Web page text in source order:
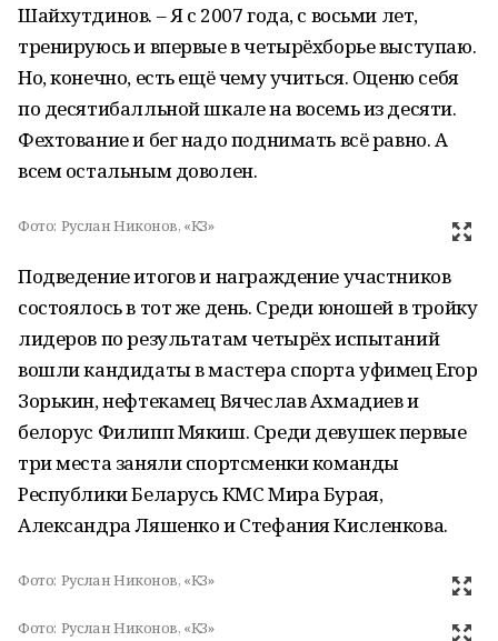
Шайхутдинов. – Я с 2007 года, с восьми лет,
тренируюсь и впервые в четырёхборье выступаю.
Но, конечно, есть ещё чему учиться. Оценю себя
по десятибалльной шкале на восемь из десяти.
Фехтование и бег надо поднимать всё равно. А
всем остальным доволен.
Фото: Руслан Никонов, «КЗ»
Подведение итогов и награждение участников
состоялось в тот же день. Среди юношей в тройку
лидеров по результатам четырёх испытаний
вошли кандидаты в мастера спорта уфимец Егор
Зорькин, нефтекамец Вячеслав Ахмадиев и
белорус Филипп Мякиш. Среди девушек первые
три места заняли спортсменки команды
Республики Беларусь КМС Мира Бурая,
Александра Ляшенко и Стефания Кисленкова.
Фото: Руслан Никонов, «КЗ»
Фото: Руслан Никонов, «КЗ»